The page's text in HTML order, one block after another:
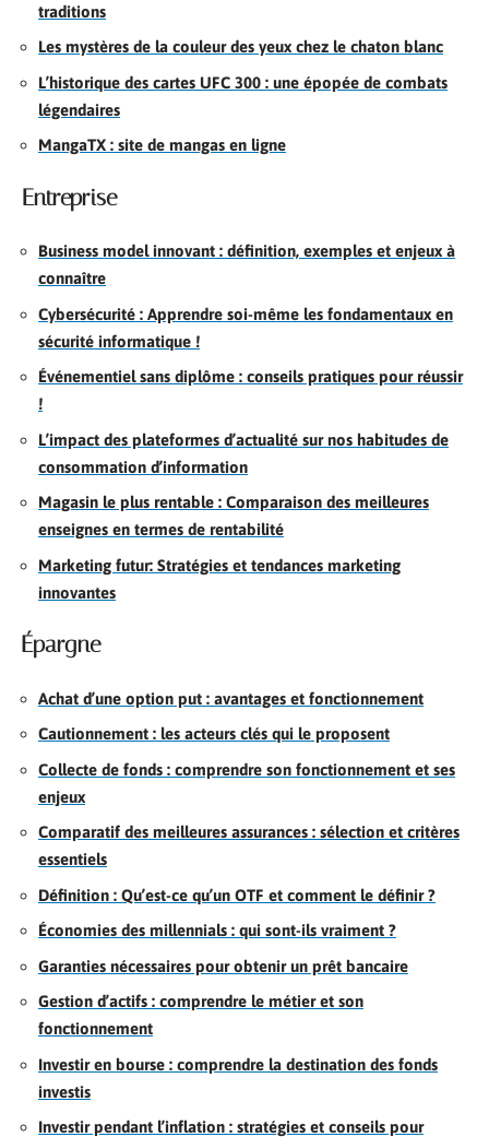
traditions
Les mystères de la couleur des yeux chez le chaton blanc
L’historique des cartes UFC 300 : une épopée de combats
légendaires
MangaTX : site de mangas en ligne
Entreprise
Business model innovant : définition, exemples et enjeux à
connaître
Cybersécurité : Apprendre soi-même les fondamentaux en
sécurité informatique !
Événementiel sans diplôme : conseils pratiques pour réussir
!
L’impact des plateformes d’actualité sur nos habitudes de
consommation d’information
Magasin le plus rentable : Comparaison des meilleures
enseignes en termes de rentabilité
Marketing futur: Stratégies et tendances marketing
innovantes
Épargne
Achat d’une option put : avantages et fonctionnement
Cautionnement : les acteurs clés qui le proposent
Collecte de fonds : comprendre son fonctionnement et ses
enjeux
Comparatif des meilleures assurances : sélection et critères
essentiels
Définition : Qu’est-ce qu’un OTF et comment le définir ?
Économies des millennials : qui sont-ils vraiment ?
Garanties nécessaires pour obtenir un prêt bancaire
Gestion d’actifs : comprendre le métier et son
fonctionnement
Investir en bourse : comprendre la destination des fonds
investis
Investir pendant l’inflation : stratégies et conseils pour